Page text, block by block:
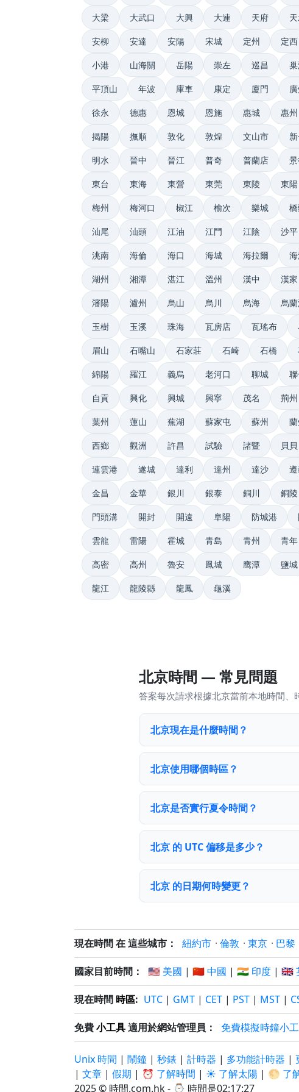
大梁 大武口 大興 大連 天府
安柳 安達 安陽 宋城 定州 定西
小港 山海關 岳陽 崇左 巡昌
平頂山 年波 庫車 康定 廈門
徐永 德惠 恩城 恩施 惠城 惠州
揭陽 撫順 敦化 敦煌 文山市
明水 晉中 晉江 普奇 普蘭店
東台 東海 東營 東莞 東陵 東陽
梅州 梅河口 椒江 榆次 樂城
汕尾 汕頭 江油 江門 江陰 沙平
洮南 海倫 海口 海城 海拉爾
湖州 湘潭 湛江 溫州 漢中 漢家
瀋陽 瀘州 烏山 烏川 烏海 烏
玉樹 玉溪 珠海 瓦房店 瓦瑤布
眉山 石嘴山 石家莊 石崎 石橋
綿陽 羅江 義烏 老河口 聊城
自貢 興化 興城 興寧 茂名 荊州
葉州 蓮山 蕪湖 蘇家屯 蘇州
西鄉 觀洲 許昌 試驗 諸暨 貝貝
連雲港 遂城 達利 達州 達沙
金昌 金華 銀川 銀泰 銅川 銅陵
門頭溝 開封 開遠 阜陽 防城港
雲龍 雷陽 霍城 青島 青州 青年
高密 高州 魯安 鳳城 鹰潭 鹽城
龍江 龍陵縣 龍鳳 龜溪
北京時間 — 常見問題
答案每次請求根據北京當前本地時間、
北京現在是什麼時間？
北京使用哪個時區？
北京是否實行夏令時間？
北京 的 UTC 偏移是多少？
北京 的日期何時變更？
現在時間 在 這些城市： 紐約市 · 倫敦 · 東京 · 巴黎
國家目前時間： 🇺🇸 美國 | 🇨🇳 中國 | 🇮🇳 印度 | 🇬🇧
現在時間 時區: UTC | GMT | CET | PST | MST |
免費小工具適用於網站管理員： 免費模擬時鐘小
Unix 時間 | 鬧鐘 | 秒錶 | 計時器 | 多功能計時器 |
| 文章 | 假期 | ⏰ 了解時間 | ☀️ 了解太陽 | 🌕 了
2025 © 時間.com.hk - ⌚ 時間是02:17:27